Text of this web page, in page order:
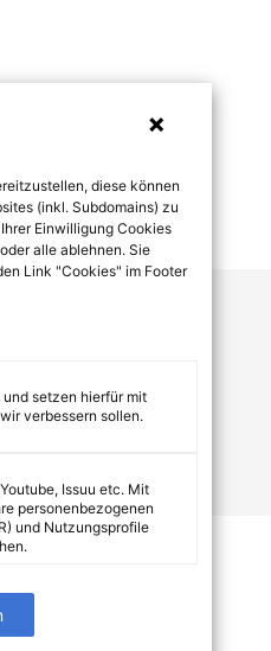
diese können
(inkl. Subdomains) zu
Einwilligung Cookies
alle ablehnen. Sie
Link "Cookies" im Footer
und setzen hierfür mit
verbessern sollen.
Issuu etc. Mit
personenbezogenen
und Nutzungsprofile